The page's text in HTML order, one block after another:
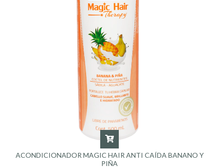
ACONDICIONADOR MAGIC HAIR ANTI CAÍDA BANANO Y
PIÑA